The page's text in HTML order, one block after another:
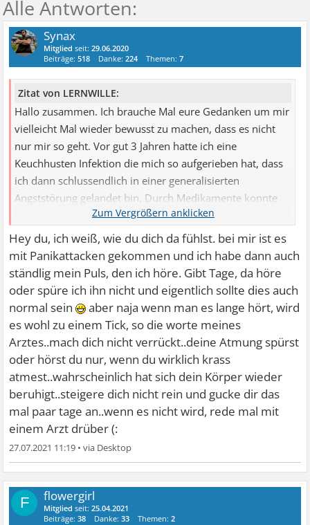
Synax
Mitglied seit:29.06.2020
Beiträge:518 Danke:224 Themen:7
Zitat von LERNWILLE:
Hallo zusammen. Ich brauche Mal eure Gedanken um mir
vielleicht Mal wieder bewusst zu machen, dass es nicht
nur mir so geht. Vor gut 3 Jahren hatte ich eine
Keuchhusten Infektion die mich so aufgerieben hat, dass
ich dann schlussendlich in einer generalisierten
Angststörung gelandet bin. Durch Medikamente konnte
Hey du, ich weiß, wie du dich da fühlst. bei mir ist es
mit Panikattacken gekommen und ich habe dann auch
ständlig mein Puls, den ich höre. Gibt Tage, da höre
oder spüre ich ihn nicht und eigentlich sollte dies auch
normal sein
aber naja wenn man es lange hört, wird
es wohl zu einem Tick, so die worte meines
Arztes..mach dich nicht verrückt..deine Atmung spürst
oder hörst du nur, wenn du wirklich krass
atmest..wahrscheinlich hat sich dein Körper wieder
beruhigt..steigere dich nicht rein und gucke dir das
mal paar tage an..wenn es nicht wird, rede mal mit
einem Arzt drüber (:
27.07.2021 11:19 •
F flowergirl
Mitglied seit:25.04.2021
Beiträge:38 Danke:33 Themen:2